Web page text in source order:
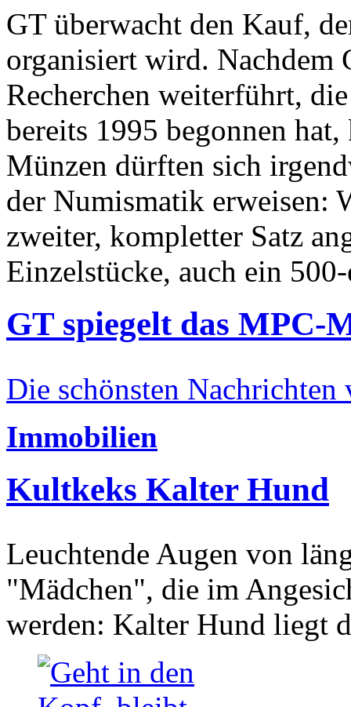
GT überwacht den Kauf,
organisiert wird. Nachdem
Recherchen weiterführt,
bereits 1995 begonnen
Münzen dürften sich
der Numismatik erweisen:
zweiter, kompletter Satz
Einzelstücke, auch ein
GT spiegelt das MPC-
Die schönsten Nachrichten
Immobilien
Kultkeks Kalter Hund
Leuchtende Augen von
"Mädchen", die im
werden: Kalter Hund liegt